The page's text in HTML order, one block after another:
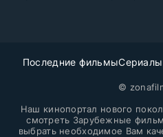
Последние фильмы
©
Наш кинопортал нового
смотреть Зарубежные
выбрать необходимое Вам